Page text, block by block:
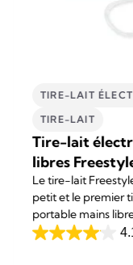
TIRE-LAIT
TIRE-LAIT
Tire-lait
libres
Le tire-lait
petit et le premier
portable mains
est conçu pour
4.1